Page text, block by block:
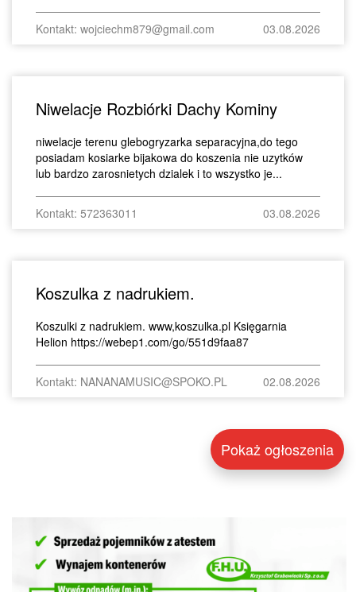
Kontakt: wojciechm879@gmail.com 03.08.2026
Niwelacje Rozbiórki Dachy Kominy
niwelacje terenu glebogryzarka separacyjna,do tego
posiadam kosiarke bijakowa do koszenia nie uzytków
lub bardzo zarosnietych dzialek i to wszystko je...
Kontakt: 572363011 03.08.2026
Koszulka z nadrukiem.
Koszulki z nadrukiem. www,koszulka.pl Księgarnia
Helion https://webep1.com/go/551d9faa87
Kontakt: NANANAMUSIC@SPOKO.PL 02.08.2026
Pokaż ogłoszenia